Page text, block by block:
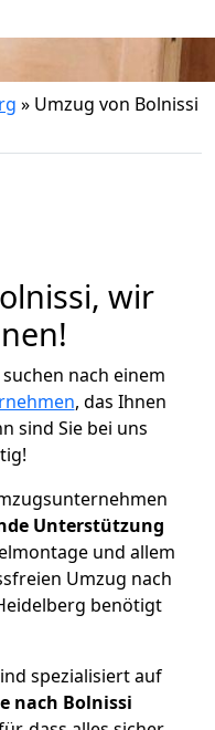
» Umzug von Bolnissi
wir
nach einem
, das Ihnen
sind Sie bei uns
Unterstützung
und allem
Umzug nach
benötigt
spezialisiert auf
nach Bolnissi